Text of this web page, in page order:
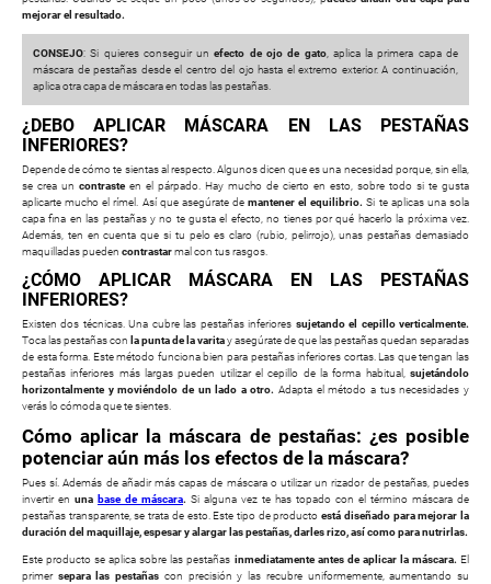
mejorar el resultado.
CONSEJO: Si quieres conseguir unefecto de ojo de gato, aplica la primera capa de
máscara de pestañas desde el centro del ojo hasta el extremo exterior. A continuación,
aplica otra capa de máscara en todas las pestañas.
¿DEBO APLICAR MÁSCARA EN LAS PESTAÑAS
INFERIORES?
Depende de cómo te sientas al respecto. Algunos dicen que es una necesidad porque, sin ella,
se crea un contrasteen el párpado. Hay mucho de cierto en esto, sobre todo si te gusta
aplicarte mucho el rímel. Así que asegúrate demantener el equilibrio. Si te aplicas una sola
capa fina en las pestañas y no te gusta el efecto, no tienes por qué hacerlo la próxima vez.
Además, ten en cuenta que si tu pelo es claro (rubio, pelirrojo), unas pestañas demasiado
maquilladas pueden contrastarmal con tus rasgos.
¿CÓMO APLICAR MÁSCARA EN LAS PESTAÑAS
INFERIORES?
Existen dos técnicas. Una cubre las pestañas inferiores sujetando el cepillo verticalmente.
Toca las pestañas con la punta de la varitay asegúrate de que las pestañas quedan separadas
de esta forma. Este método funciona bien para pestañas inferiores cortas. Las que tengan las
pestañas inferiores más largas pueden utilizar el cepillo de la forma habitual, sujetándolo
horizontalmente y moviéndolo de un lado a otro. Adapta el método a tus necesidades y
verás lo cómoda que te sientes.
Cómo aplicar la máscara de pestañas: ¿es posible
potenciar aún más los efectos de la máscara?
Pues sí. Además de añadir más capas de máscara o utilizar un rizador de pestañas, puedes
invertir en una base de máscara. Si alguna vez te has topado con el término máscara de
pestañas transparente, se trata de esto. Este tipo de producto está diseñado para mejorar la
duración del maquillaje, espesar y alargar las pestañas, darles rizo, así como para nutrirlas.
Este producto se aplica sobre las pestañas inmediatamente antes de aplicar la máscara. El
primer separa las pestañas con precisión y las recubre uniformemente, aumentando su